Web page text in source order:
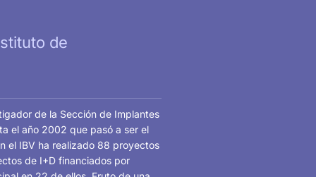
de
de la Sección de Implantes
el año 2002 que pasó a ser el
el IBV ha realizado 88 proyectos
de I+D financiados por